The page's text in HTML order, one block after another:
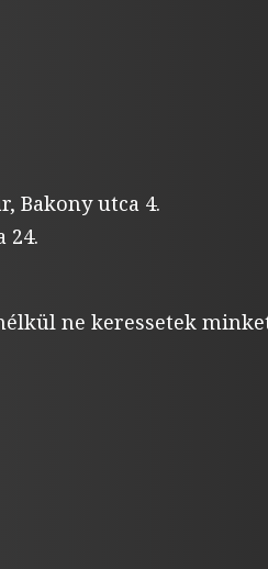
Bakony utca 4.
24.
ne keressetek